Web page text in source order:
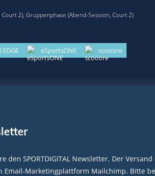
2), Gruppenphase (Abend-Session, Court 2)
eSportsONE scooore
den SPORTDIGITAL Newsletter. Der
Email-Marketingplattform Mailchimp. Bitte